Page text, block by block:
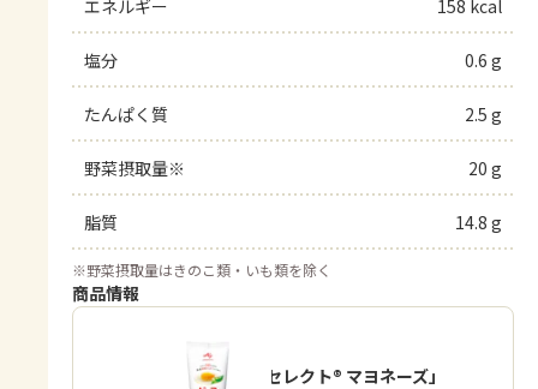
エネルギー
158 kcal
塩分 0.6 g
たんぱく質 2.5 g
野菜摂取量※ 20 g
脂質 14.8 g
※野菜摂取量はきのこ類・いも類を除く
商品情報
「ピュアセレクト® マヨネーズ」